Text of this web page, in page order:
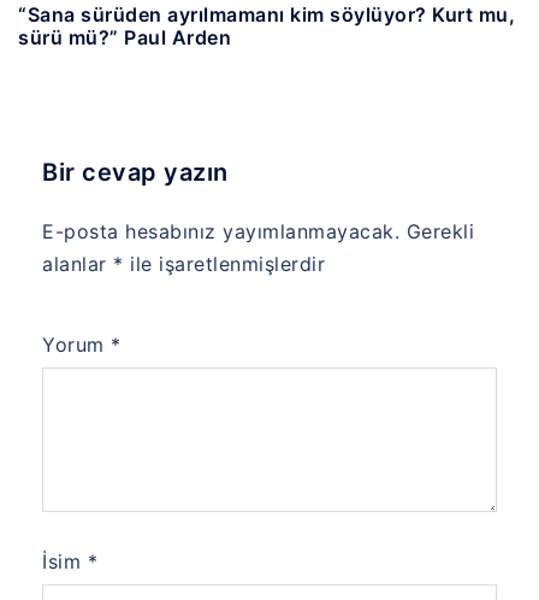
“Sana sürüden ayrılmamanı kim söylüyor? Kurt mu,
sürü mü?” Paul Arden
Bir cevap yazın
E-posta hesabınız yayımlanmayacak. Gerekli
alanlar * ile işaretlenmişlerdir
Yorum *
İsim *